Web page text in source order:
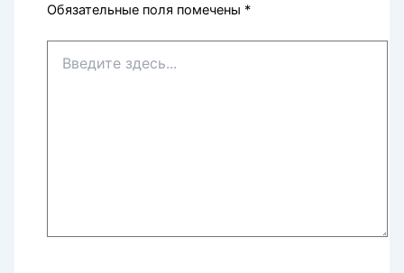
Обязательные поля помечены *
здесь...